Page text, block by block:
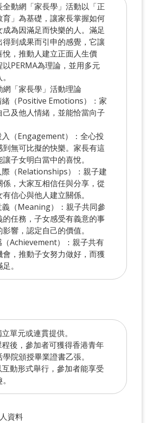
全動網「家長學」活動以「正
育」為基礎，讓家長掌握如何
成為因滿足而快樂的人。滿足
得到成果而引申的感覺，它讓
悅，推動人建立正面人生價
以PERMA為理論，並用多元
網「家長學」活動理論
緒（Positive Emotions）：家
己及他人情緒，並能恰當向子
入（Engagement）：全心投
到無可比擬的快樂。家長有這
子女明白當中的喜悅。
際（Relationships）：親子建
係，大家互相信任與分享，從
信心與他人建立關係。
義（Meaning）：親子共同參
的任務，子女感受有義意的事
響，認定自己的價值。
（Achievement）：親子共有
會，推動子女努力做好，而獲
。
單元或連貫提供。
後，參加者可獲得香港青年
院頒授畢業證書乙張。
動形式舉行，參加者能享受
資料